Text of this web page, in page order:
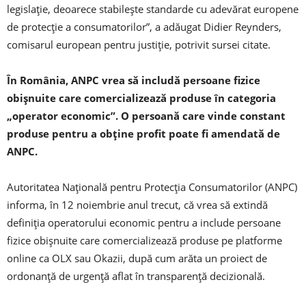
legislație, deoarece stabilește standarde cu adevărat europene
de protecție a consumatorilor”, a adăugat Didier Reynders,
comisarul european pentru justiție, potrivit sursei citate.
În România, ANPC vrea să includă persoane fizice
obişnuite care comercializează produse în categoria
„operator economic”. O persoană care vinde constant
produse pentru a obţine profit poate fi amendată de
ANPC.
Autoritatea Naţională pentru Protecţia Consumatorilor (ANPC)
informa, în 12 noiembrie anul trecut, că vrea să extindă
definiţia operatorului economic pentru a include persoane
fizice obişnuite care comercializează produse pe platforme
online ca OLX sau Okazii, după cum arăta un proiect de
ordonanţă de urgenţă aflat în transparenţă decizională.